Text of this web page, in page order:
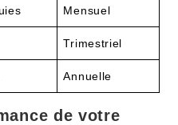
Mensuel
Trimestriel
Annuelle
de votre